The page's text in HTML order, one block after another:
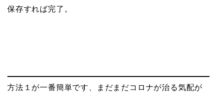
保存すれば完了。
方法１が一番簡単です、まだまだコロナが治る気配が